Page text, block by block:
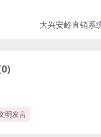
大兴安岭直销系
明发言